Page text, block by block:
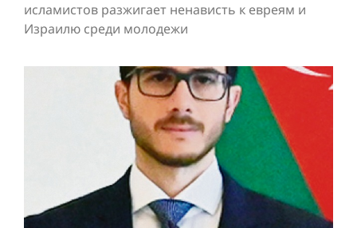
исламистов разжигает ненависть к евреям и
Израилю среди молодежи